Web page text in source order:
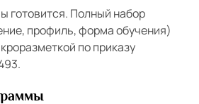
готовится. Полный набор
профиль, форма обучения)
по приказу